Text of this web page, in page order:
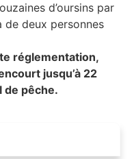
d’oursins par
de deux personnes
réglementation,
jusqu’à 22
de pêche.